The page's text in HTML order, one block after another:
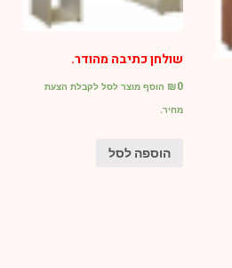
שולחן כתיבה מהודר.
₪0
הוסף מוצר לסל לקבלת הצעת
מחיר.
הוספה לסל